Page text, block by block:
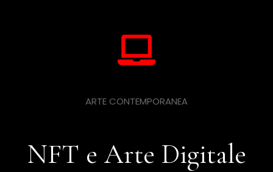
ARTE CONTEMPORANEA
NFT e Arte Digitale